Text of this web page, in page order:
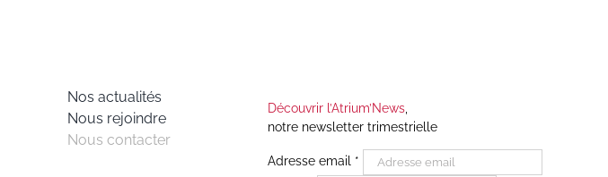
Nos actualités
Nous rejoindre
Nous contacter
Découvrir l’Atrium’News,
notre newsletter trimestrielle
Adresse email *